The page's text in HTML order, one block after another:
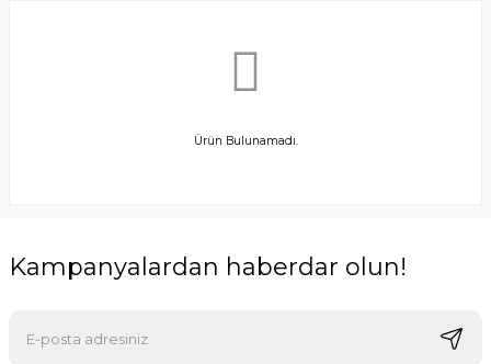
Ürün Bulunamadı.
Kampanyalardan haberdar olun!